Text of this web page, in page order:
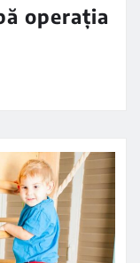
operația